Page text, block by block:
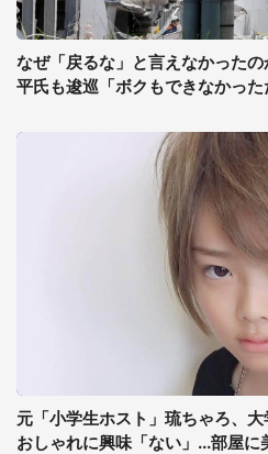
なぜ「戻るな」と言えなかった
平氏も逡巡「ボクもできなかった
元「小学生ホスト」琉ちゃろ、
おしゃれに興味「ない」...部屋に